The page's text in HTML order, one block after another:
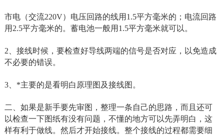
市电（交流220V）电压回路的线用1.5平方毫米的；电流回路
用2.5平方毫米的。蓄电池一般用1.5平方毫米就可以。
2、接线时候，要检查好导线两端的信号是否对应，以免造成
不必要的错误。
3、*主要的是看明白原理图及接线图。
二、如果是新手要先审图，整理一条自己的思路，而且还可
以检查一下图纸有没有问题，不懂的地方可以先弄明白，这
样有利于做线。然后才开始接线。整个接线的过程都需要细